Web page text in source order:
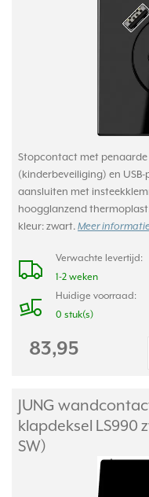
Stopcontact met penaarde
(kinderbeveiliging) en
aansluiten met
hoogglanzend
kleur: zwart. Meer
Verwachte levertijd:
1-2 weken
Huidige voorraad:
0 stuk(s)
83,95
JUNG
klapdeksel LS990
SW)